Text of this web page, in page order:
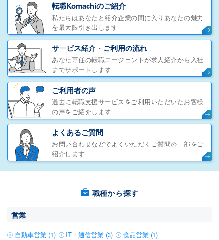
転職Komachiのご紹介
私たちはあなたと紹介企業の間に入りあなたの魅力
を最大限引き出します
サービス紹介・ご利用の流れ
あなた専任の転職エージェントが求人紹介から入社
までサポートします
ご利用者の声
過去に転職支援サービスをご利用いただいたお客様
の声をご紹介します
よくあるご質問
お問い合わせなどでよくいただくご質問の一部をご
紹介します
職種から探す
営業
自動車営業 (1) IT・通信営業 (3)
食品営業 (1)